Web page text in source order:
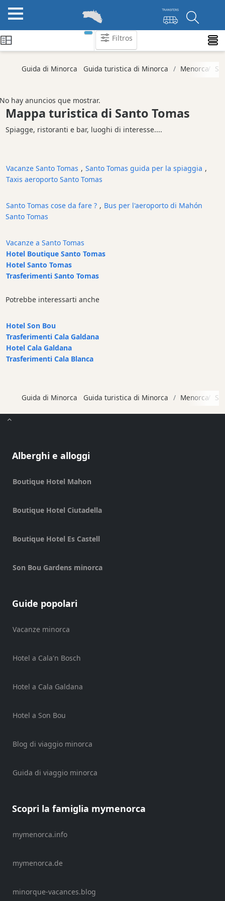
Filtros
Categorie
Società
di
attività
Tour
Parchi
acquatici
Boat
Excursions
Bar
Alimenti
e
Cultura
per
bambini
Live
Music
Terrazas
Beach
Shopping
Trasferimento
Noleggio
Standup
hire
Noleggio
barche
barche
Noleggio
Esperienze
mobilità
Venue
Shows
Guida di Minorca Guida turistica di Minorca Menorca
No hay anuncios que mostrar.
Mappa turistica di Santo Tomas
Spiagge, ristoranti e bar, luoghi di interesse....
Vacanze Santo Tomas , Santo Tomas guida per la spiaggia ,
Taxis aeroporto Santo Tomas
Santo Tomas cose da fare ? , Bus per l'aeroporto di Mahón
Santo Tomas
Vacanze a Santo Tomas
Hotel Boutique Santo Tomas
Hotel Santo Tomas
Trasferimenti Santo Tomas
Potrebbe interessarti anche
Hotel Son Bou
Trasferimenti Cala Galdana
Hotel Cala Galdana
Trasferimenti Cala Blanca
Guida di Minorca Guida turistica di Minorca Menorca
Alberghi e alloggi
Boutique Hotel Mahon
Boutique Hotel Ciutadella
Boutique Hotel Es Castell
Son Bou Gardens minorca
Guide popolari
Vacanze minorca
Hotel a Cala'n Bosch
Hotel a Cala Galdana
Hotel a Son Bou
Blog di viaggio minorca
Guida di viaggio minorca
Scopri la famiglia mymenorca
mymenorca.info
mymenorca.de
minorque-vacances.blog